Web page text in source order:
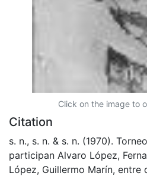
Click on the image to
Citation
s. n., s. n. & s. n. (1970).
participan Alvaro López,
López, Guillermo Marín,